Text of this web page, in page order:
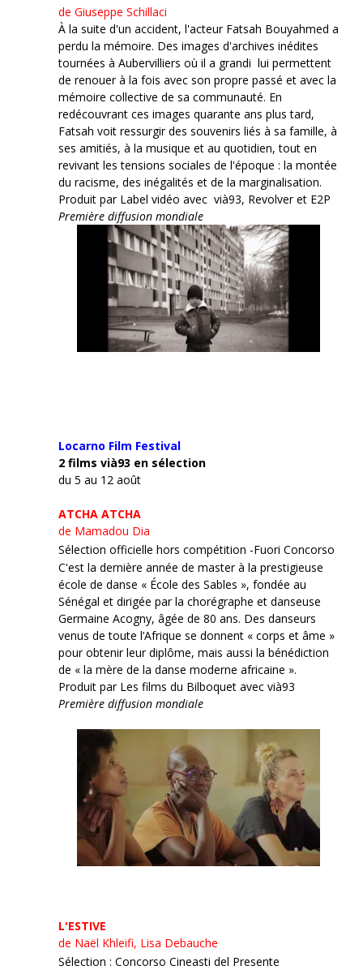
de Giuseppe Schillaci
À la suite d'un accident, l'acteur Fatsah Bouyahmed a
perdu la mémoire. Des images d'archives inédites
tournées à Aubervilliers où il a grandi lui permettent
de renouer à la fois avec son propre passé et avec la
mémoire collective de sa communauté. En
redécouvrant ces images quarante ans plus tard,
Fatsah voit ressurgir des souvenirs liés à sa famille, à
ses amitiés, à la musique et au quotidien, tout en
revivant les tensions sociales de l'époque : la montée
du racisme, des inégalités et de la marginalisation.
Produit par Label vidéo avec vià93, Revolver et E2P
Première diffusion mondiale
Locarno Film Festival
2 films vià93 en sélection
du 5 au 12 août
ATCHA ATCHA
de Mamadou Dia
Sélection officielle hors compétition -Fuori Concorso
C'est la dernière année de master à la prestigieuse
école de danse « École des Sables », fondée au
Sénégal et dirigée par la chorégraphe et danseuse
Germaine Acogny, âgée de 80 ans. Des danseurs
venus de toute l’Afrique se donnent « corps et âme »
pour obtenir leur diplôme, mais aussi la bénédiction
de « la mère de la danse moderne africaine ».
Produit par Les films du Bilboquet avec vià93
Première diffusion mondiale
L'ESTIVE
de Naël Khleifi, Lisa Debauche
Sélection : Concorso Cineasti del Presente